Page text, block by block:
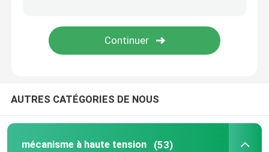
Ingénierie de distribution de courant électrique
AUTRES CATÉGORIES DE NOUS
mécanisme à haute tension (53)